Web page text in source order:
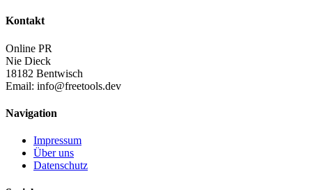
Kontakt
Online PR
Nie Dieck
18182 Bentwisch
Email: info@freetools.dev
Navigation
Impressum
Über uns
Datenschutz